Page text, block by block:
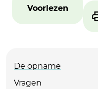
Voorlezen
De opname
Vragen